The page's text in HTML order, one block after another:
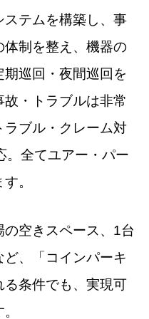
テムを構築し、事
制を整え、機器の
巡回・夜間巡回を
・トラブルは非常
ブル・クレーム対
。全てユアー・パー
。
空きスペース、1台
、「コインパーキ
る条件でも、実現可